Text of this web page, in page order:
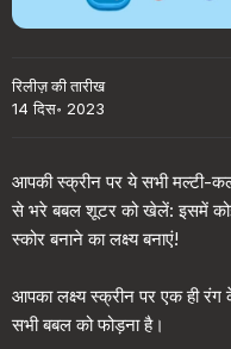
रिलीज़ की तारीख
14 दिस॰ 2023
आपकी स्क्रीन पर ये सभी मल्टी-
से भरे बबल शूटर को खेलें: इसमें कोई
स्कोर बनाने का लक्ष्य बनाएं!
आपका लक्ष्य स्क्रीन पर एक ही रंग
सभी बबल को फोड़ना है।